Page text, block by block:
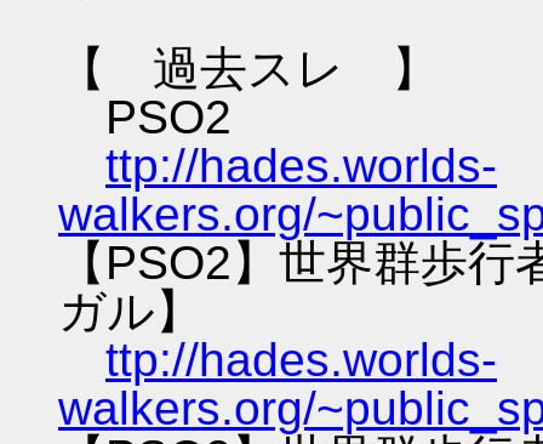
【 過去スレ 】
PSO2
ttp://hades.worlds-
walkers.org/
【PSO2】世界群歩
ガル】
ttp://hades.worlds-
walkers.org/